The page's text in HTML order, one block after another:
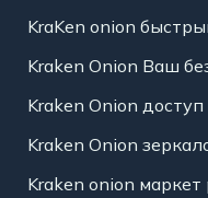
KraKen onion
Kraken Onion Ваш
Kraken Onion доступ
Kraken Onion
Kraken onion маркет